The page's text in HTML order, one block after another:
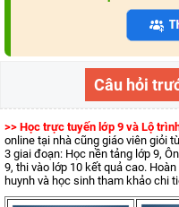
Câu hỏi
>> Học trực tuyến lớp 9 và Lộ
online tại nhà cũng giáo viên giỏi
3 giai đoạn: Học nền tảng lớp 9,
9, thi vào lớp 10 kết quả cao.
huynh và học sinh tham khảo chi